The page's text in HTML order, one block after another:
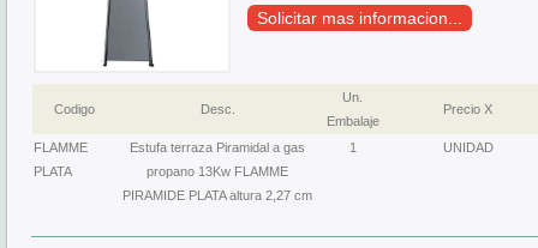
Solicitar mas informacion...
Codigo Desc.
Un.
Embalaje
Precio X
FLAMME
PLATA
Estufa terraza Piramidal a gas
propano 13Kw FLAMME
PIRAMIDE PLATA altura 2,27 cm
1 UNIDAD